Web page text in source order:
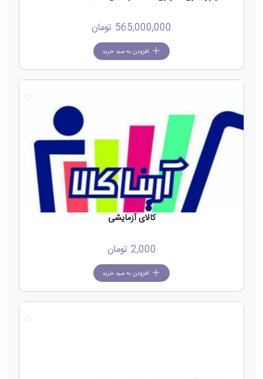
565,000,000 تومان
افزودن به سبد خرید
کالای آزمایشی
2,000 تومان
افزودن به سبد خرید